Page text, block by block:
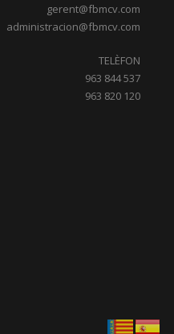
gerent@fbmcv.com
administracion@fbmcv.com
TELÈFON
963 844 537
963 820 120